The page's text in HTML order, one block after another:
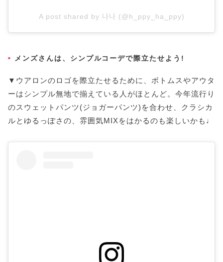
A post shared by 나나 (@h_ppy_ha_ppy)
メンズさんは、シンプルコーデで際立たせよう!
▼ウアロンのロゴを際立たせるために、ボトムスやアウタ
ーはシンプル無地で揃えている人がほとんど。今年流行り
のスウェットパンツ(ジョガーパンツ)を合わせ、クラシカ
ルとゆるっぽさの、雰囲気MIXをはかるのも楽しいかも♩